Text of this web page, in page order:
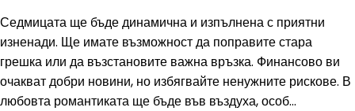
Седмицата ще бъде динамична и изпълнена с приятни
изненади. Ще имате възможност да поправите стара
грешка или да възстановите важна връзка. Финансово ви
очакват добри новини, но избягвайте ненужните рискове. В
любовта романтиката ще бъде във въздуха, особ...